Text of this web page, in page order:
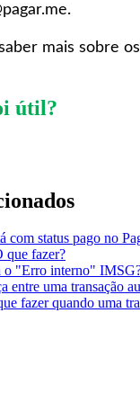
mais sobre
útil?
com status pago no
que fazer?
o "Erro interno"
entre uma transação
fazer quando uma